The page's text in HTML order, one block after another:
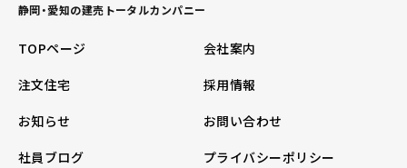
静岡・愛知の建売トータルカンパニー
TOPページ
会社案内
注文住宅
採用情報
お知らせ
お問い合わせ
社員ブログ
プライバシーポリシー